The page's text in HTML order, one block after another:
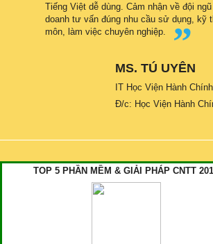
Tiếng Việt dễ dùng. Cảm nhận về đội
doanh tư vấn đúng nhu cầu sử dụng, kỹ
môn, làm việc chuyên nghiệp.
MS. TÚ UYÊN
IT Học Viện Hành
Đ/c: Học Viện Hành
TOP 5 PHẦN MỀM & GIẢI PHÁP CNTT